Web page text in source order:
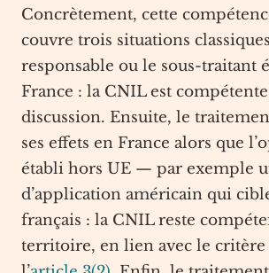
Concrètement, cette
couvre trois situations
responsable ou le sous-traitant
France : la CNIL est compétente
discussion. Ensuite, le
ses effets en France alors que
établi hors UE — par exemple
d’application américain qui
français : la CNIL reste
territoire, en lien avec le critère